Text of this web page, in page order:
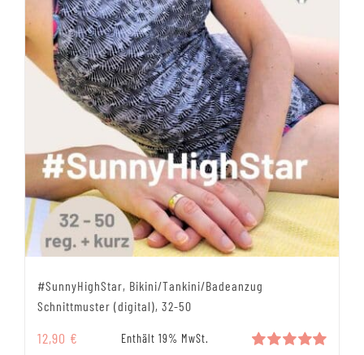
#SunnyHighStar, Bikini/Tankini/Badeanzug
Schnittmuster (digital), 32-50
12,90 € Enthält 19% MwSt.